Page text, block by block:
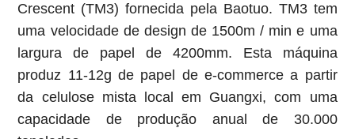
Crescent (TM3) fornecida pela Baotuo. TM3 tem
uma velocidade de design de 1500m / min e uma
largura de papel de 4200mm. Esta máquina
produz 11-12g de papel de e-commerce a partir
da celulose mista local em Guangxi, com uma
capacidade de produção anual de 30.000